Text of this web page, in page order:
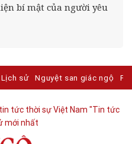
bí mật của người yêu
Lịch sử Nguyệt san giác ngộ
tức thời sự Việt Nam "Tin tức
mới nhất​